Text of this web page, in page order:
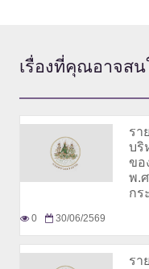
เรื่องที่คุณอาจสน
รา
บริ
ขอ
พ.
กร
0 30/06/2569
รา